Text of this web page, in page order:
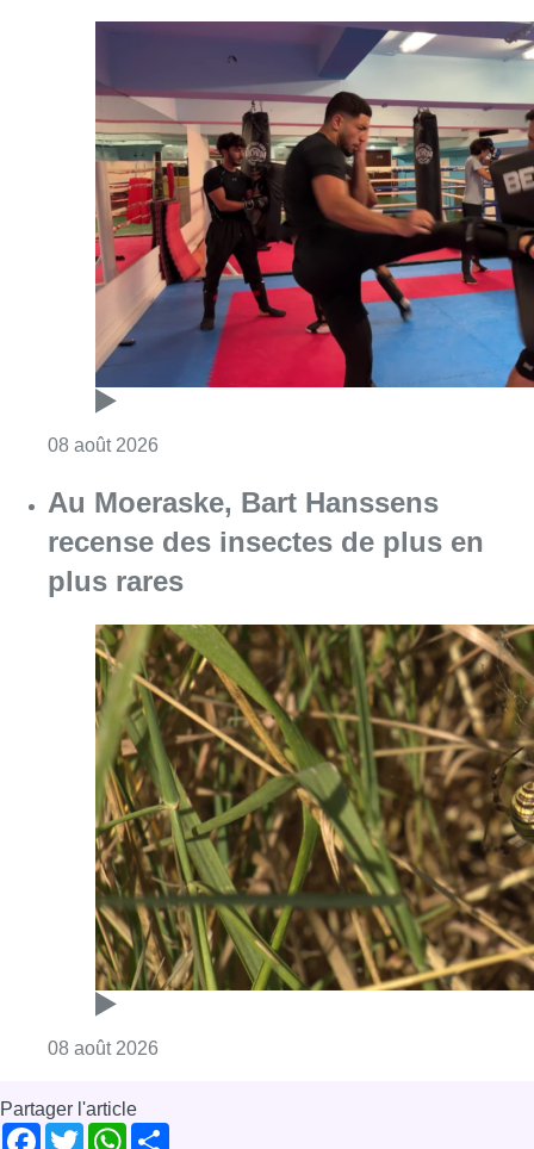
08 août 2026
Au Moeraske, Bart Hanssens
recense des insectes de plus en
plus rares
08 août 2026
Partager l'article
Facebook
TwitterWhatsApp